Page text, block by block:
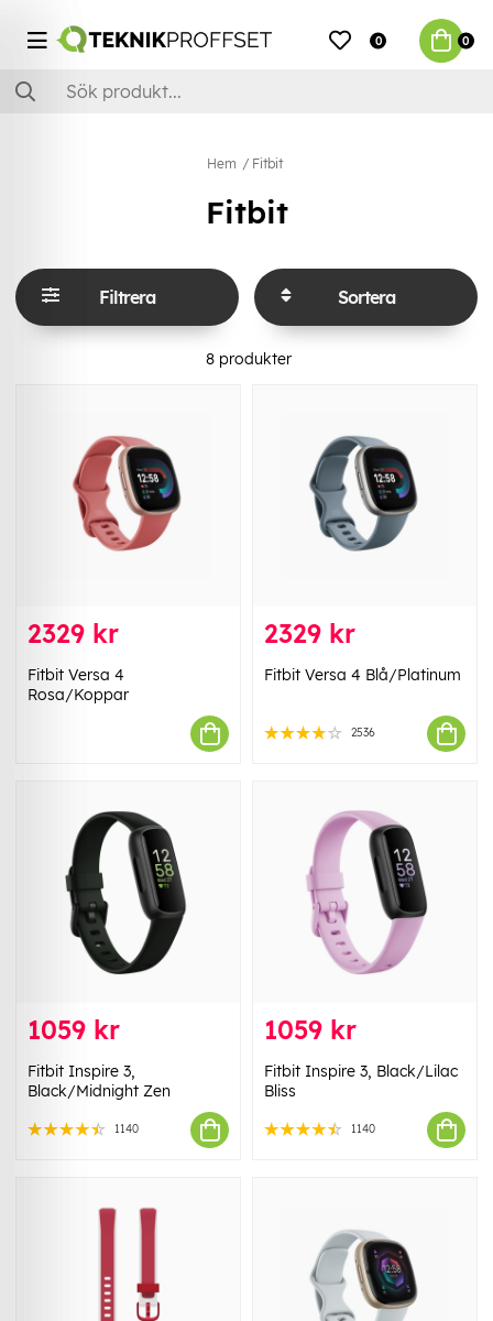
0 0
Hem Fitbit
Fitbit
Filtrera Sortera
8 produkter
2329 kr
Fitbit Versa 4
Rosa/Koppar
2329 kr
Fitbit Versa 4 Blå/Platinum
2536
1059 kr
Fitbit Inspire 3,
Black/Midnight Zen
1140
1059 kr
Fitbit Inspire 3, Black/Lilac
Bliss
1140